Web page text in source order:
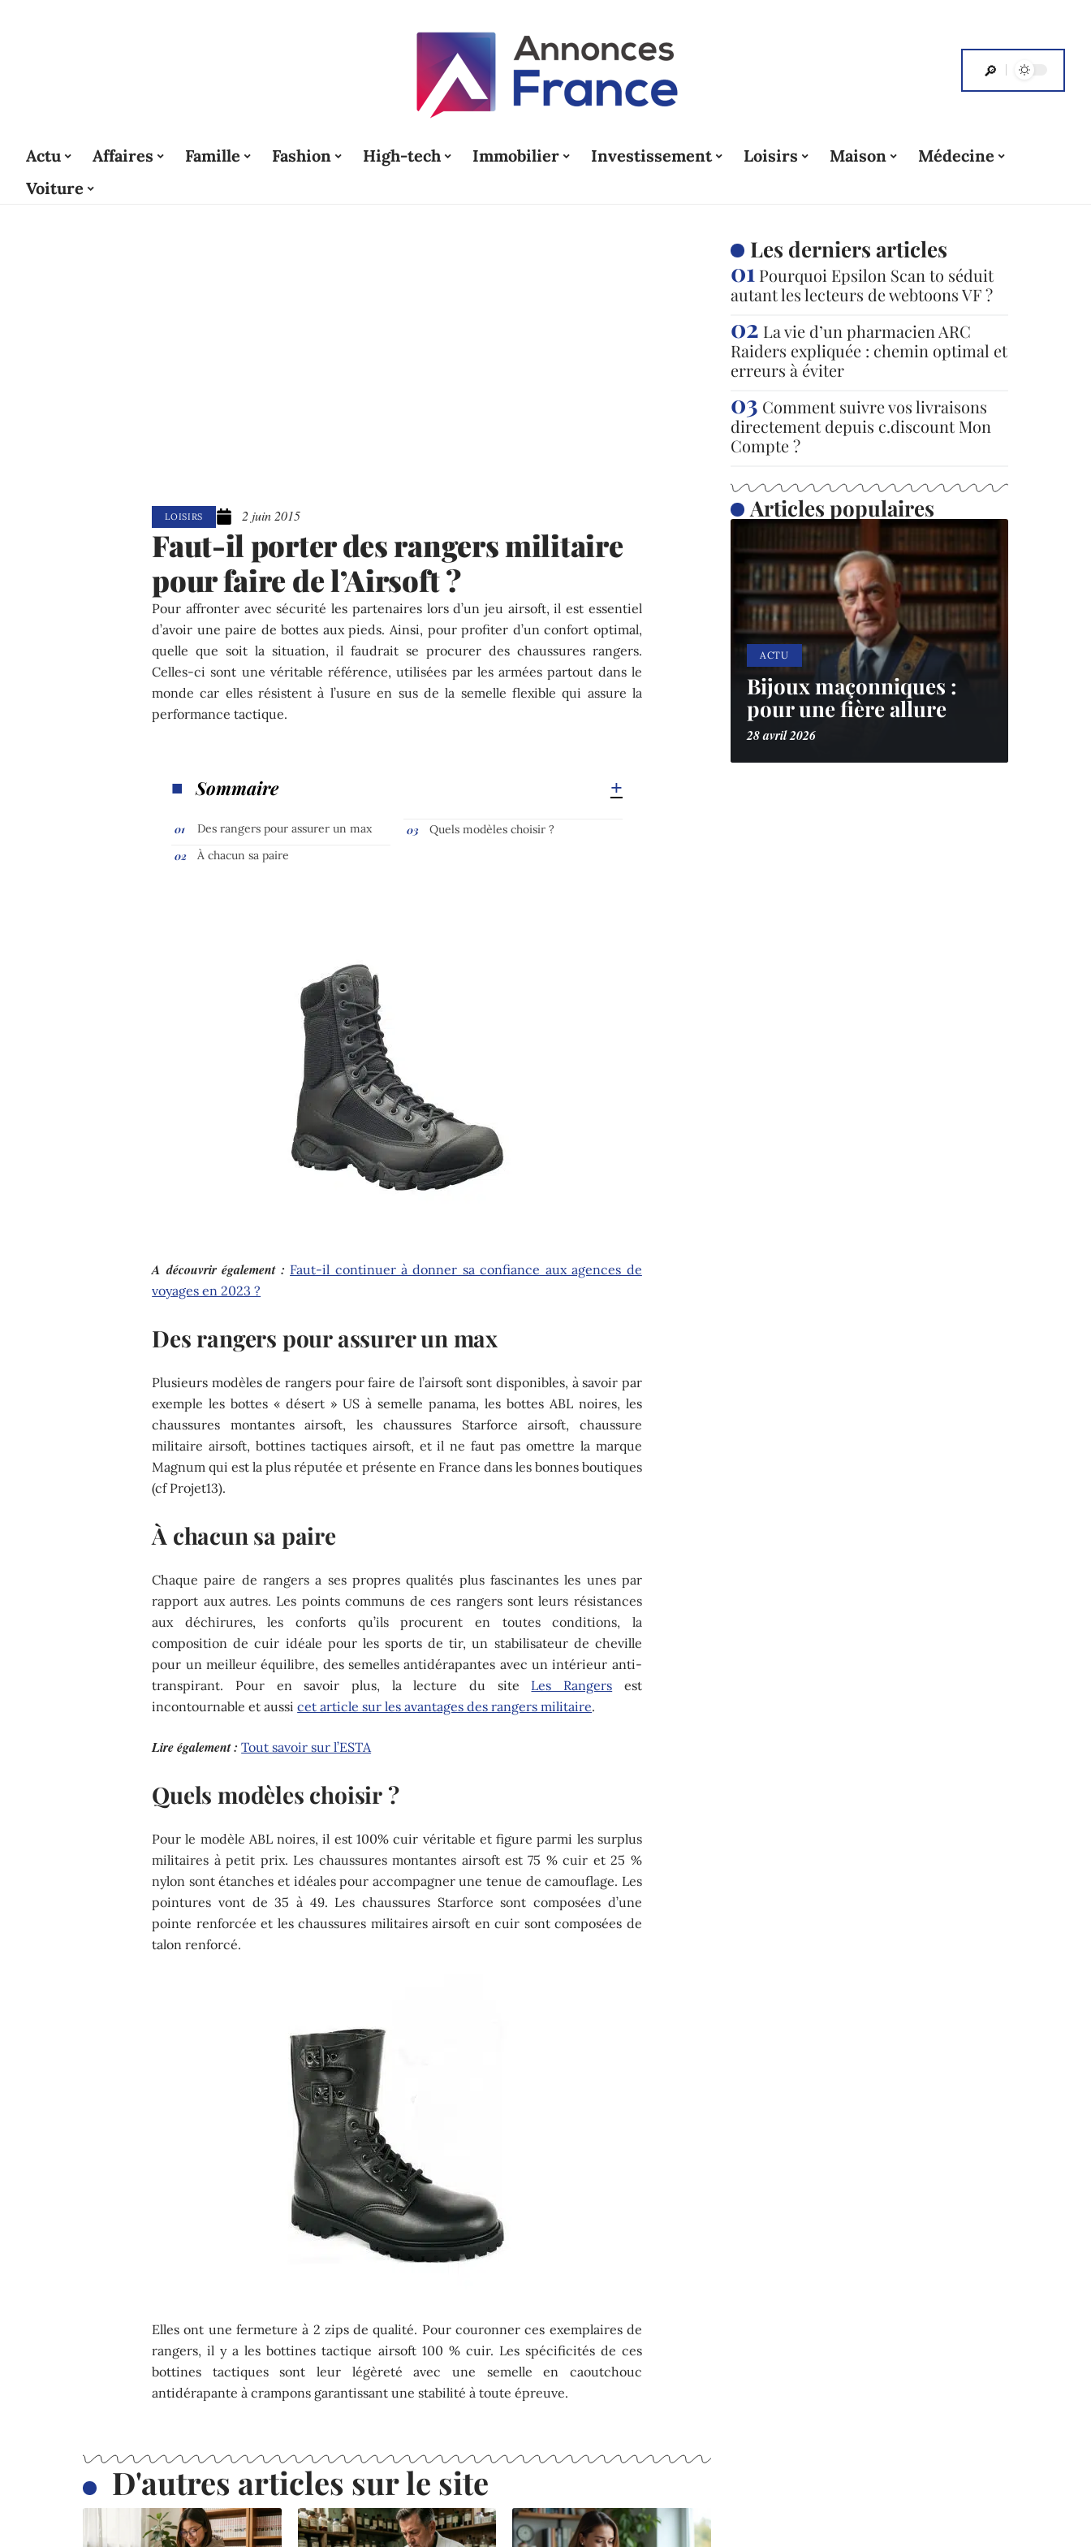
Actu Affaires Famille Fashion High-tech Immobilier Investissement Loisirs Maison
Médecine
Voiture
LOISIRS 2 juin 2015
Faut-il porter des rangers militaire
pour faire de l’Airsoft ?
Pour affronter avec sécurité les partenaires lors d’un jeu airsoft, il est essentiel
d’avoir une paire de bottes aux pieds. Ainsi, pour profiter d’un confort optimal,
quelle que soit la situation, il faudrait se procurer des chaussures rangers.
Celles-ci sont une véritable référence, utilisées par les armées partout dans le
monde car elles résistent à l’usure en sus de la semelle flexible qui assure la
performance tactique.
Sommaire
Des rangers pour assurer un max
À chacun sa paire
Quels modèles choisir ?
A découvrir également : Faut-il continuer à donner sa confiance aux agences de
voyages en 2023 ?
Des rangers pour assurer un max
Plusieurs modèles de rangers pour faire de l’airsoft sont disponibles, à savoir par
exemple les bottes « désert » US à semelle panama, les bottes ABL noires, les
chaussures montantes airsoft, les chaussures Starforce airsoft, chaussure
militaire airsoft, bottines tactiques airsoft, et il ne faut pas omettre la marque
Magnum qui est la plus réputée et présente en France dans les bonnes boutiques
(cf Projet13).
À chacun sa paire
Chaque paire de rangers a ses propres qualités plus fascinantes les unes par
rapport aux autres. Les points communs de ces rangers sont leurs résistances
aux déchirures, les conforts qu’ils procurent en toutes conditions, la
composition de cuir idéale pour les sports de tir, un stabilisateur de cheville
pour un meilleur équilibre, des semelles antidérapantes avec un intérieur anti-
transpirant. Pour en savoir plus, la lecture du site Les Rangers est
incontournable et aussicet article sur les avantages des rangers militaire.
Lire également : Tout savoir sur l’ESTA
Quels modèles choisir ?
Pour le modèle ABL noires, il est 100% cuir véritable et figure parmi les surplus
militaires à petit prix. Les chaussures montantes airsoft est 75 % cuir et 25 %
nylon sont étanches et idéales pour accompagner une tenue de camouflage. Les
pointures vont de 35 à 49. Les chaussures Starforce sont composées d’une
pointe renforcée et les chaussures militaires airsoft en cuir sont composées de
talon renforcé.
Elles ont une fermeture à 2 zips de qualité. Pour couronner ces exemplaires de
rangers, il y a les bottines tactique airsoft 100 % cuir. Les spécificités de ces
bottines tactiques sont leur légèreté avec une semelle en caoutchouc
antidérapante à crampons garantissant une stabilité à toute épreuve.
D'autres articles sur le site
Les derniers articles
Pourquoi Epsilon Scan to séduit
autant les lecteurs de webtoons VF ?
La vie d’un pharmacien ARC
Raiders expliquée : chemin optimal et
erreurs à éviter
Comment suivre vos livraisons
directement depuis c.discount Mon
Compte ?
Articles populaires
ACTU
Bijoux maçonniques :
pour une fière allure
28 avril 2026